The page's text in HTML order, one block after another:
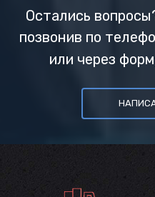
Остались
позвонив по
или через